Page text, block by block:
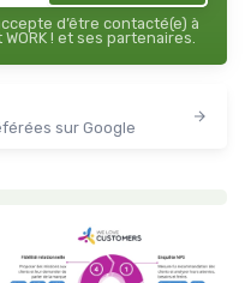
d’être contacté(e) à
! et ses partenaires.
sur Google